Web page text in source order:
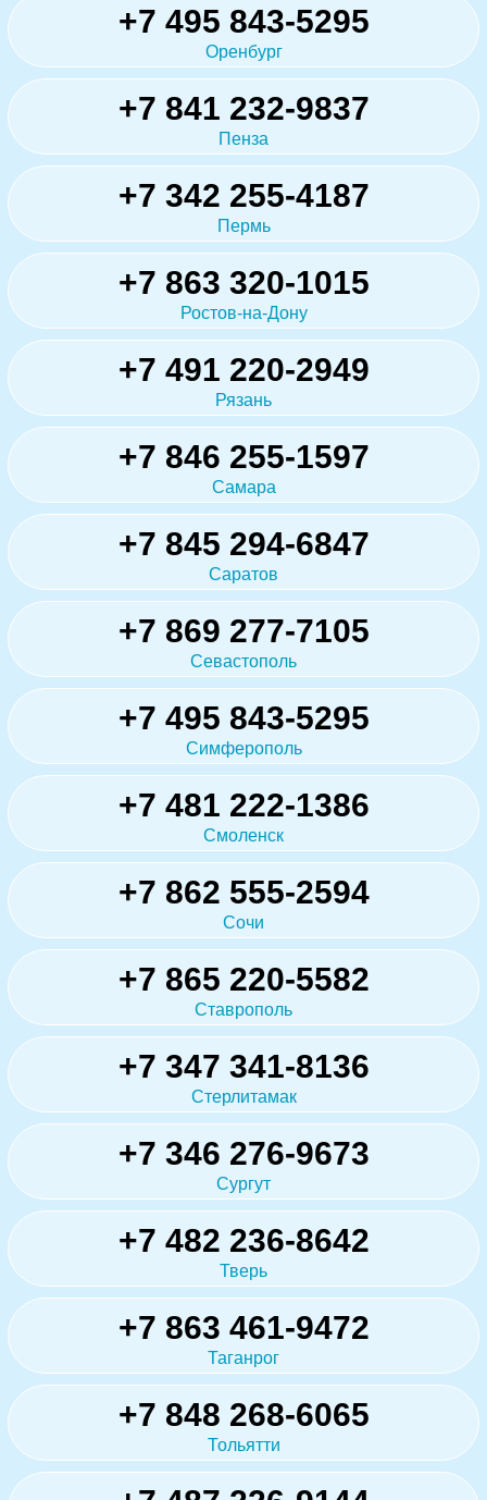
+7 495 843-5295
Оренбург
+7 841 232-9837
Пенза
+7 342 255-4187
Пермь
+7 863 320-1015
Ростов-на-Дону
+7 491 220-2949
Рязань
+7 846 255-1597
Самара
+7 845 294-6847
Саратов
+7 869 277-7105
Севастополь
+7 495 843-5295
Симферополь
+7 481 222-1386
Смоленск
+7 862 555-2594
Сочи
+7 865 220-5582
Ставрополь
+7 347 341-8136
Стерлитамак
+7 346 276-9673
Сургут
+7 482 236-8642
Тверь
+7 863 461-9472
Таганрог
+7 848 268-6065
Тольятти